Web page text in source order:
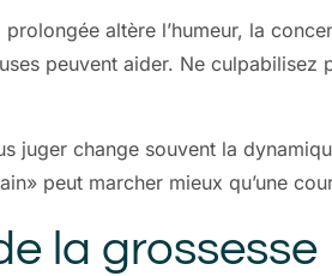
altère l’humeur, la
peuvent aider. Ne
juger change souvent la
peut marcher mieux qu’une
la grossesse